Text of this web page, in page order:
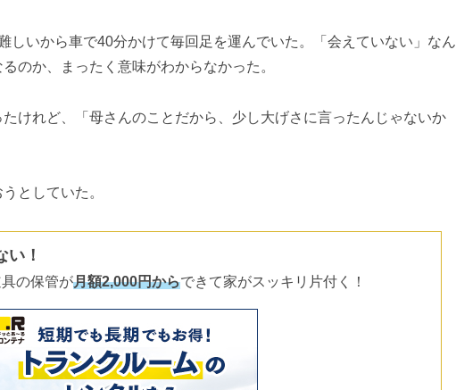
しいから車で40分かけて毎回足を運んでいた。「会えていない」なん
のか、まったく意味がわからなかった。
けれど、「母さんのことだから、少し大げさに言ったんじゃないか
としていた。
い！
の保管が月額2,000円からできて家がスッキリ片付く！